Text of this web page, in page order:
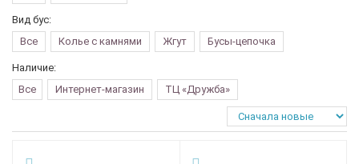
Вид бус:
Все
Колье с камнями Жгут Бусы-цепочка
Наличие:
Все
Интернет-магазин ТЦ «Дружба»